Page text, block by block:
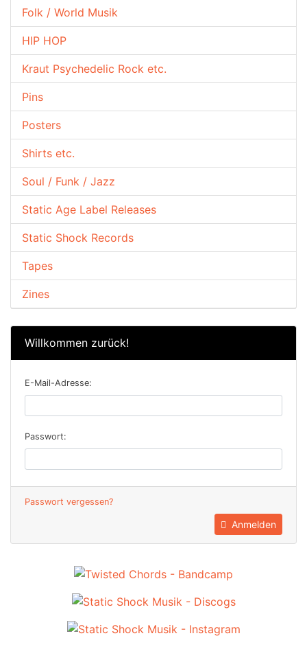
Folk / World Musik
HIP HOP
Kraut Psychedelic Rock etc.
Pins
Posters
Shirts etc.
Soul / Funk / Jazz
Static Age Label Releases
Static Shock Records
Tapes
Zines
Willkommen zurück!
E-Mail-Adresse:
Passwort:
Passwort vergessen?
Anmelden